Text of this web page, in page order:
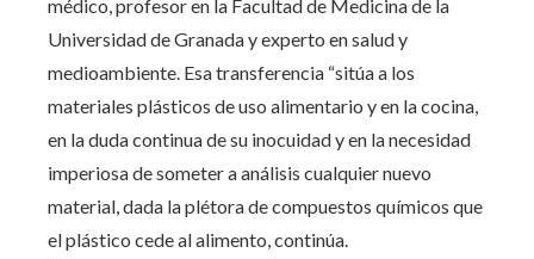
médico, profesor en la Facultad de Medicina de la
Universidad de Granada y experto en salud y
medioambiente. Esa transferencia “sitúa a los
materiales plásticos de uso alimentario y en la cocina,
en la duda continua de su inocuidad y en la necesidad
imperiosa de someter a análisis cualquier nuevo
material, dada la plétora de compuestos químicos que
el plástico cede al alimento, continúa.